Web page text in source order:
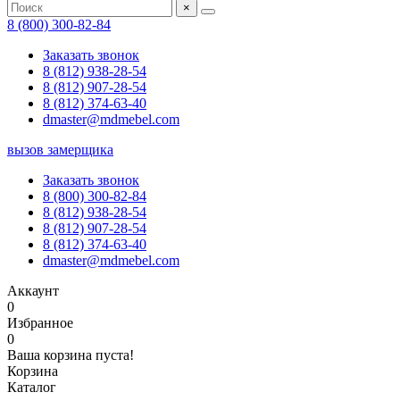
×
8 (800) 300-82-84
Заказать звонок
8 (812) 938-28-54
8 (812) 907-28-54
8 (812) 374-63-40
dmaster@mdmebel.com
вызов замерщика
Заказать звонок
8 (800) 300-82-84
8 (812) 938-28-54
8 (812) 907-28-54
8 (812) 374-63-40
dmaster@mdmebel.com
Аккаунт
0
Избранное
0
Ваша корзина пуста!
Корзина
Каталог